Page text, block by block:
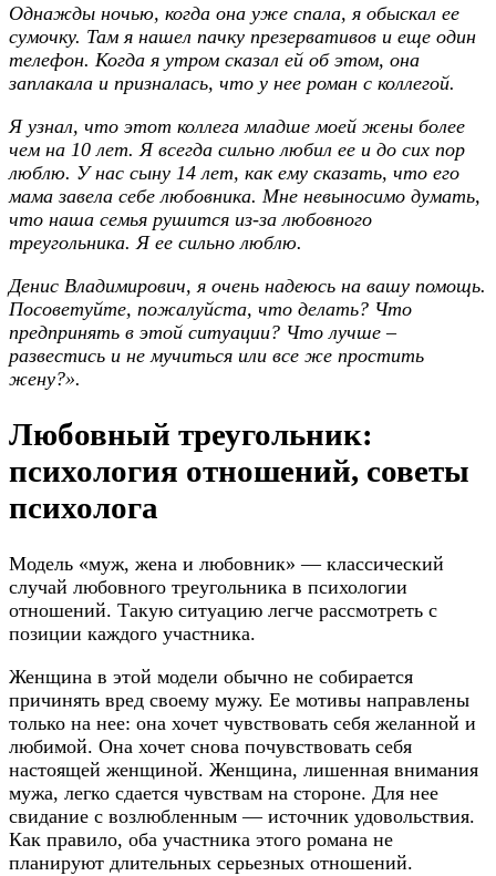
Однажды ночью, когда она уже спала, я обыскал ее
сумочку. Там я нашел пачку презервативов и еще один
телефон. Когда я утром сказал ей об этом, она
заплакала и призналась, что у нее роман с коллегой.
Я узнал, что этот коллега младше моей жены более
чем на 10 лет. Я всегда сильно любил ее и до сих пор
люблю. У нас сыну 14 лет, как ему сказать, что его
мама завела себе любовника. Мне невыносимо думать,
что наша семья рушится из-за любовного
треугольника. Я ее сильно люблю.
Денис Владимирович, я очень надеюсь на вашу помощь.
Посоветуйте, пожалуйста, что делать? Что
предпринять в этой ситуации? Что лучше –
развестись и не мучиться или все же простить
жену?».
Любовный треугольник:
психология отношений, советы
психолога
Модель «муж, жена и любовник» — классический
случай любовного треугольника в психологии
отношений. Такую ситуацию легче рассмотреть с
позиции каждого участника.
Женщина в этой модели обычно не собирается
причинять вред своему мужу. Ее мотивы направлены
только на нее: она хочет чувствовать себя желанной и
любимой. Она хочет снова почувствовать себя
настоящей женщиной. Женщина, лишенная внимания
мужа, легко сдается чувствам на стороне. Для нее
свидание с возлюбленным — источник удовольствия.
Как правило, оба участника этого романа не
планируют длительных серьезных отношений.